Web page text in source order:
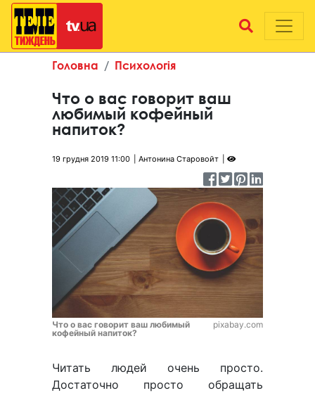
Головна Психологія
Что о вас говорит ваш
любимый кофейный
напиток?
19 грудня 2019 11:00 Антонина Старовойт
Что о вас говорит ваш любимый
кофейный напиток?
pixabay.com
Читать людей очень просто.
Достаточно просто обращать